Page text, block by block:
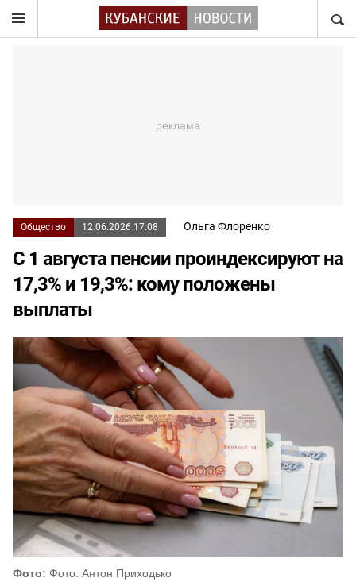
Общество 12.06.2026 17:08 Ольга Флоренко
С 1 августа пенсии проиндексируют на
17,3% и 19,3%: кому положены
выплаты
Фото: Фото: Антон Приходько